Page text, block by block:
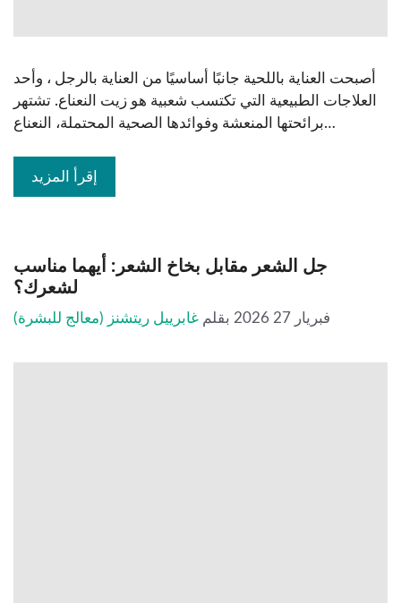
أصبحت العناية باللحية جانبًا أساسيًا من العناية بالرجل ، وأحد
العلاجات الطبيعية التي تكتسب شعبية هو زيت النعناع. تشتهر
برائحتها المنعشة وفوائدها الصحية المحتملة، النعناع…
إقرأ المزيد
جل الشعر مقابل بخاخ الشعر: أيهما مناسب
لشعرك؟
فبريار 27 2026 بقلم غابرييل ريتشنز (معالج للبشرة)